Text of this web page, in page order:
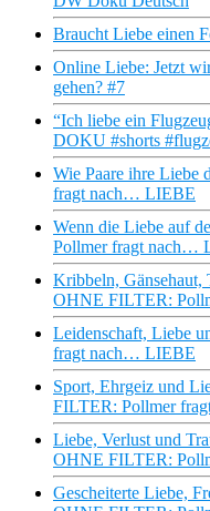
Braucht Liebe einen
Online Liebe: Jetzt
gehen? #7
“Ich liebe ein
DOKU #shorts
Wie Paare ihre
fragt nach… LIEBE
Wenn die Liebe auf
Pollmer fragt nach…
Kribbeln, Gänsehaut,
OHNE FILTER:
Leidenschaft, Liebe
fragt nach… LIEBE
Sport, Ehrgeiz und
FILTER: Pollmer
Liebe, Verlust und
OHNE FILTER:
Gescheiterte Liebe,